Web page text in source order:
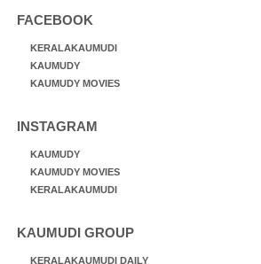
FACEBOOK
KERALAKAUMUDI
KAUMUDY
KAUMUDY MOVIES
INSTAGRAM
KAUMUDY
KAUMUDY MOVIES
KERALAKAUMUDI
KAUMUDI GROUP
KERALAKAUMUDI DAILY